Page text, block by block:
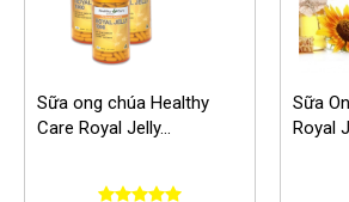
Sữa ong chúa Healthy
Care Royal Jelly...
Sữa
Royal